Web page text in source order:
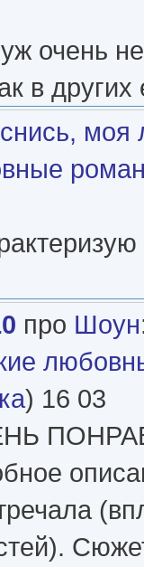
очень
в
моя
про Шоун
) 16 03